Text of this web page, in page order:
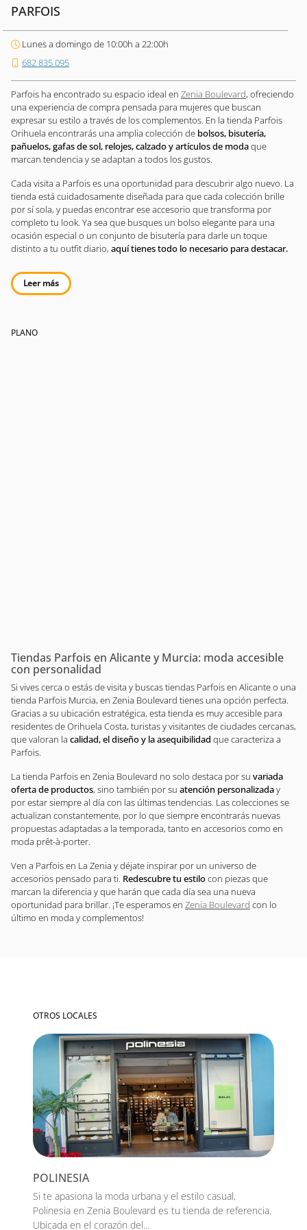
PARFOIS
Lunes a domingo de 10:00h a 22:00h
682 835 095
Parfois ha encontrado su espacio ideal en Zenia Boulevard, ofreciendo
una experiencia de compra pensada para mujeres que buscan
expresar su estilo a través de los complementos. En la tienda Parfois
Orihuela encontrarás una amplia colección de bolsos, bisutería,
pañuelos, gafas de sol, relojes, calzado y artículos de modaque
marcan tendencia y se adaptan a todos los gustos.
Cada visita a Parfois es una oportunidad para descubrir algo nuevo. La
tienda está cuidadosamente diseñada para que cada colección brille
por sí sola, y puedas encontrar ese accesorio que transforma por
completo tu look. Ya sea que busques un bolso elegante para una
ocasión especial o un conjunto de bisutería para darle un toque
distinto a tu outfit diario, aquí tienes todo lo necesario para destacar.
Leer más
PLANO
Tiendas Parfois en Alicante y Murcia: moda accesible
con personalidad
Si vives cerca o estás de visita y buscas tiendas Parfois en Alicante o una
tienda Parfois Murcia, en Zenia Boulevard tienes una opción perfecta.
Gracias a su ubicación estratégica, esta tienda es muy accesible para
residentes de Orihuela Costa, turistas y visitantes de ciudades cercanas,
que valoran la calidad, el diseño y la asequibilidad que caracteriza a
Parfois.
La tienda Parfois en Zenia Boulevard no solo destaca por su variada
oferta de productos, sino también por su atención personalizaday
por estar siempre al día con las últimas tendencias. Las colecciones se
actualizan constantemente, por lo que siempre encontrarás nuevas
propuestas adaptadas a la temporada, tanto en accesorios como en
moda prêt-à-porter.
Ven a Parfois en La Zenia y déjate inspirar por un universo de
accesorios pensado para ti. Redescubre tu estilocon piezas que
marcan la diferencia y que harán que cada día sea una nueva
oportunidad para brillar. ¡Te esperamos en Zenia Boulevard con lo
último en moda y complementos!
OTROS LOCALES
POLINESIA
Si te apasiona la moda urbana y el estilo casual,
Polinesia en Zenia Boulevard es tu tienda de referencia.
Ubicada en el corazón del...